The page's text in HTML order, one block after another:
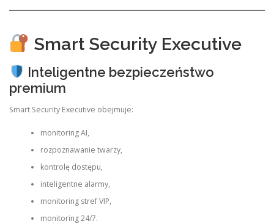
Smart Security Executive
Inteligentne bezpieczeństwo
premium
Smart Security Executive obejmuje:
monitoring AI,
rozpoznawanie twarzy,
kontrolę dostępu,
inteligentne alarmy,
monitoring stref VIP,
monitoring 24/7.